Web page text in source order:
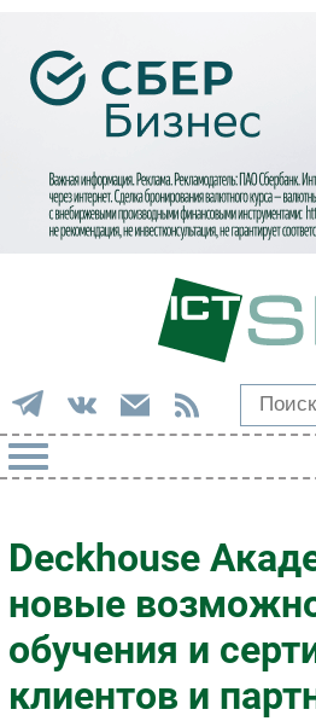
Импорто­замещение
Автоматизация
Интернет
Мобильная связь
Фиксированная связь
Deckhouse
новые
обучения и
клиентов и